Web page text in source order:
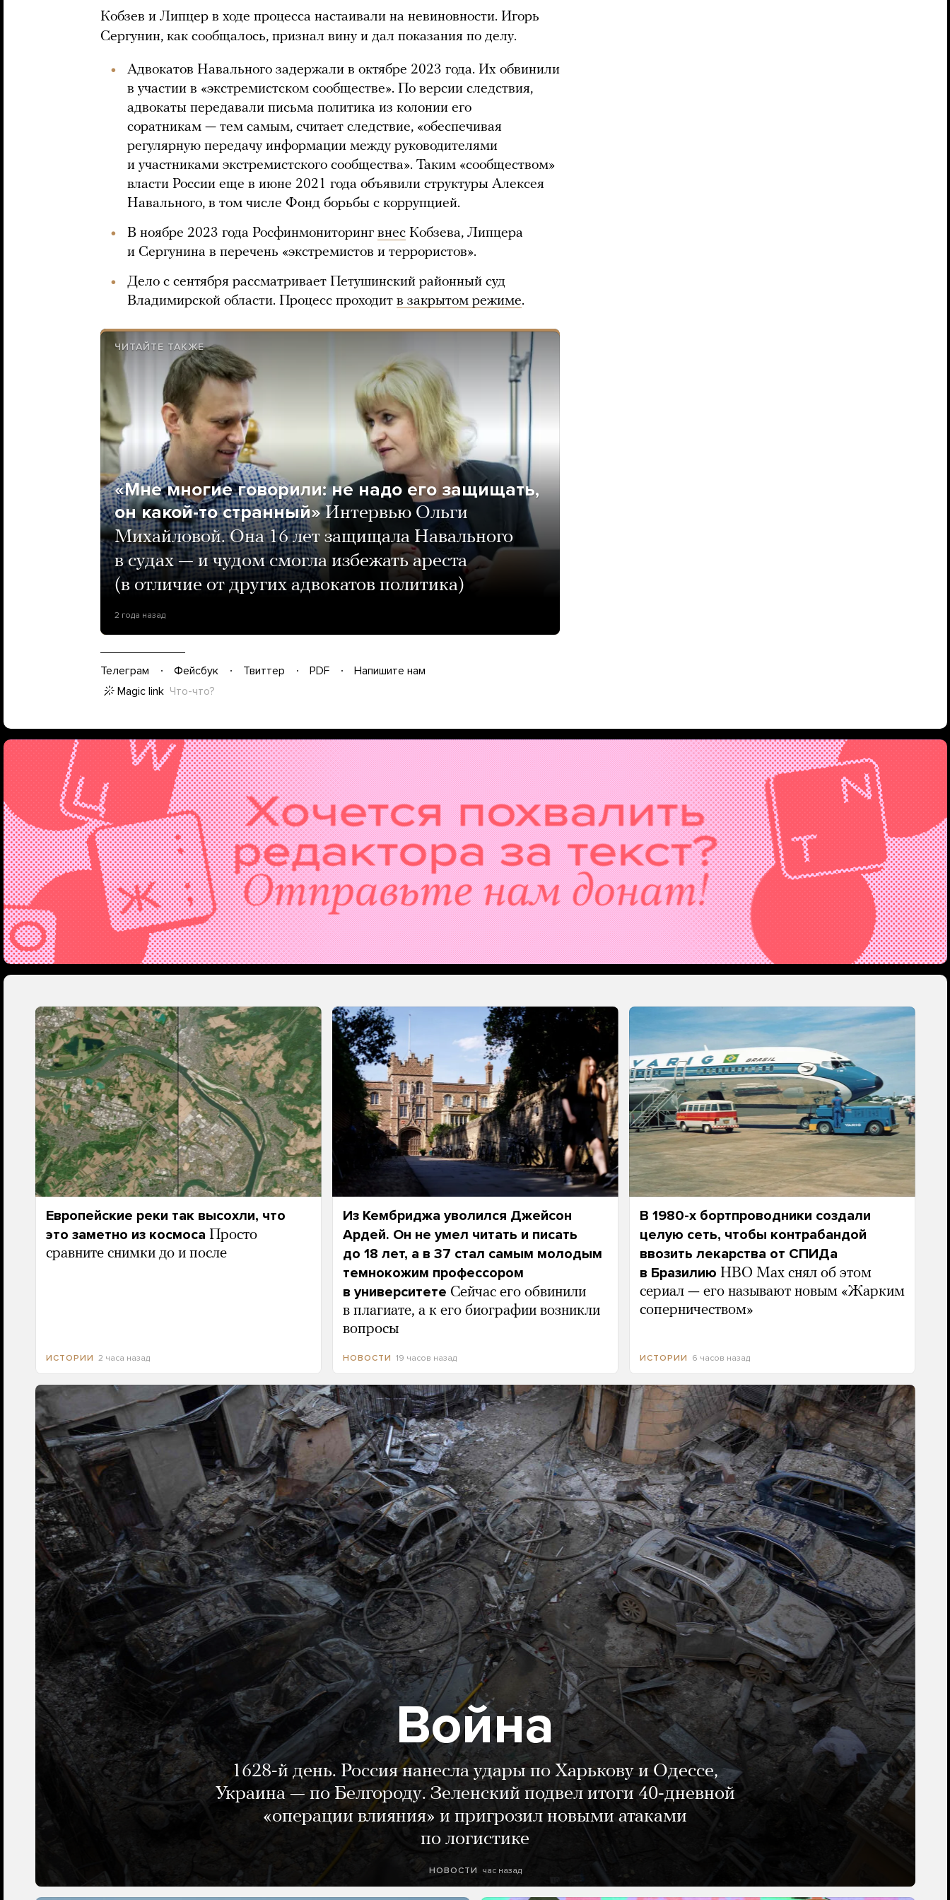
Кобзев и Липцер в ходе процесса настаивали на невиновности. Игорь
Сергунин, как сообщалось, признал вину и дал показания по делу.
Адвокатов Навального задержали в октябре 2023 года. Их обвинили
в участии в «экстремистском сообществе». По версии следствия,
адвокаты передавали письма политика из колонии его
соратникам — тем самым, считает следствие, «обеспечивая
регулярную передачу информации между руководителями
и участниками экстремистского сообщества». Таким «сообществом»
власти России еще в июне 2021 года объявили структуры Алексея
Навального, в том числе Фонд борьбы с коррупцией.
В ноябре 2023 года Росфинмониторинг внес Кобзева, Липцера
и Сергунина в перечень «экстремистов и террористов».
Дело с сентября рассматривает Петушинский районный суд
Владимирской области. Процесс проходит в закрытом режиме.
ЧИТАЙТЕ ТАКЖЕ
«Мне многие говорили: не надо его защищать,
он какой-то странный» Интервью Ольги
Михайловой. Она 16 лет защищала Навального
в судах — и чудом смогла избежать ареста
(в отличие от других адвокатов политика)
2 года назад
Телеграм Фейсбук Твиттер PDF
Напишите нам
Magic link Что-что?
Европейские реки так высохли, что
это заметно из космоса Просто
сравните снимки до и после
ИСТОРИИ 2 часа назад
Из Кембриджа уволился Джейсон
Ардей. Он не умел читать и писать
до 18 лет, а в 37 стал самым молодым
темнокожим профессором
в университете Сейчас его обвинили
в плагиате, а к его биографии возникли
вопросы
НОВОСТИ 19 часов назад
В 1980-х бортпроводники создали
целую сеть, чтобы контрабандой
ввозить лекарства от СПИДа
в Бразилию HBO Max снял об этом
сериал — его называют новым «Жарким
соперничеством»
ИСТОРИИ 6 часов назад
Война
1628-й день. Россия нанесла удары по Харькову и Одессе,
Украина — по Белгороду. Зеленский подвел итоги 40-дневной
«операции влияния» и пригрозил новыми атаками
по логистике
НОВОСТИ час назад